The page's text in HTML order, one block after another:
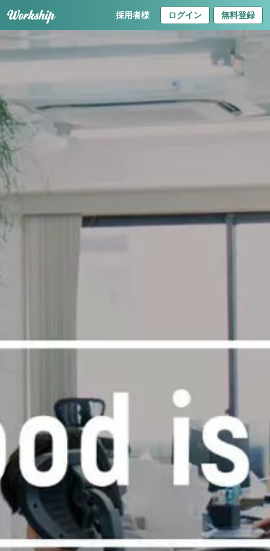
採用者様 ログイン 無料登録